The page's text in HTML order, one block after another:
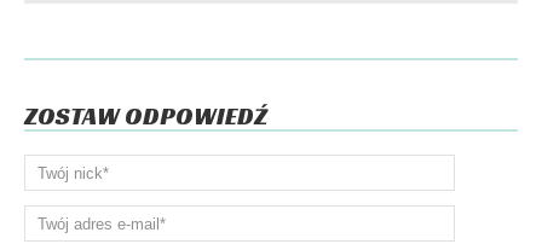
ZOSTAW ODPOWIEDŹ